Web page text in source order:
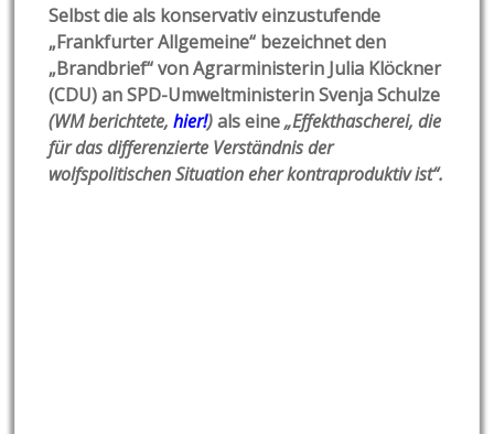
Selbst die als konservativ einzustufende
„Frankfurter Allgemeine“ bezeichnet den
„Brandbrief“ von Agrarministerin Julia Klöckner
(CDU) an SPD-Umweltministerin Svenja Schulze
(WM berichtete,hier!)als eine„Effekthascherei, die
für das differenzierte Verständnis der
wolfspolitischen Situation eher kontraproduktiv ist“.